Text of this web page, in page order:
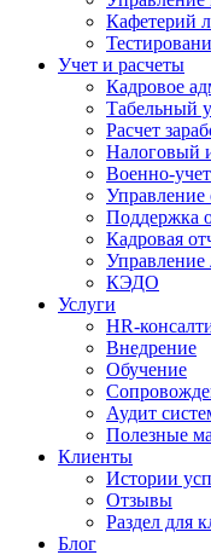
Кафетерий
Учет и расчеты
Кадровое
Табельный
Расчет
Налоговый
Военно-
Управление
Поддержка
Кадровая
Управление
КЭДО
Услуги
HR-
Внедрение
Обучение
Аудит
Полезные
Клиенты
Истории
Отзывы
Раздел для
Блог